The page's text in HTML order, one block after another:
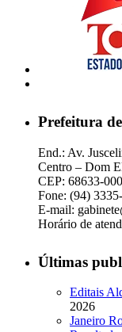
Prefeitura
End.: Av.
Centro – Dom
CEP: 68633-000
Fone: (94)
E-mail:
Horário de
Últimas
Editais
2026
Janeiro